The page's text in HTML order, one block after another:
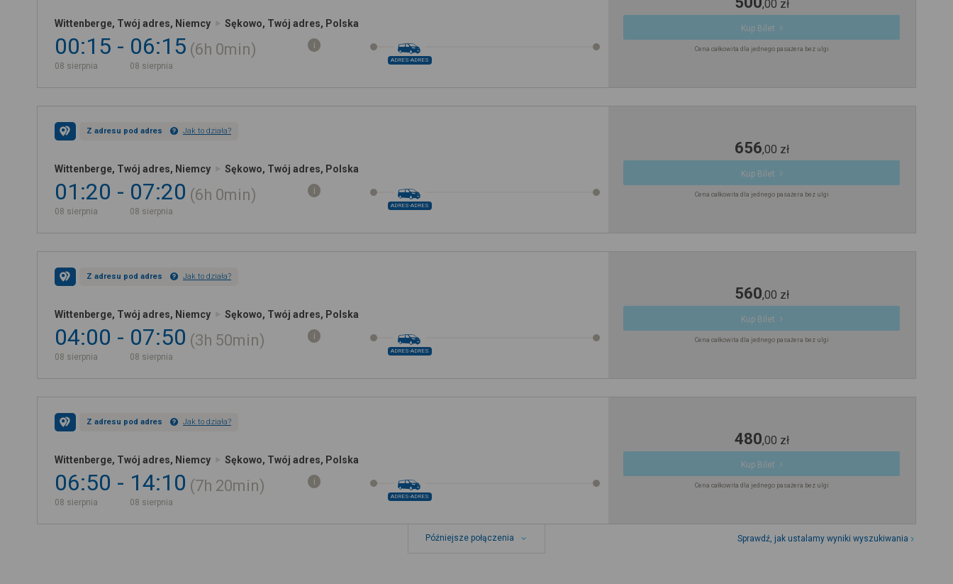
Wittenberge, Twój adres, Niemcy Sękowo, Twój adres, Polska
00:15
08 sierpnia
06:15
08 sierpnia
6h 0min
ADRES-ADRES
,00 zł
Kup Bilet
Cena całkowita dla jednego pasażera bez ulgi
Z adresu pod adres Jak to działa?
Wittenberge, Twój adres, Niemcy Sękowo, Twój adres, Polska
01:20
08 sierpnia
07:20
08 sierpnia
6h 0min
ADRES-ADRES
656,00 zł
Kup Bilet
Cena całkowita dla jednego pasażera bez ulgi
Z adresu pod adres Jak to działa?
Wittenberge, Twój adres, Niemcy Sękowo, Twój adres, Polska
04:00
08 sierpnia
07:50
08 sierpnia
3h 50min
ADRES-ADRES
560,00 zł
Kup Bilet
Cena całkowita dla jednego pasażera bez ulgi
Z adresu pod adres Jak to działa?
Wittenberge, Twój adres, Niemcy Sękowo, Twój adres, Polska
06:50
08 sierpnia
14:10
08 sierpnia
7h 20min
ADRES-ADRES
480,00 zł
Kup Bilet
Cena całkowita dla jednego pasażera bez ulgi
Późniejsze połączenia Sprawdź, jak ustalamy wyniki wyszukiwania